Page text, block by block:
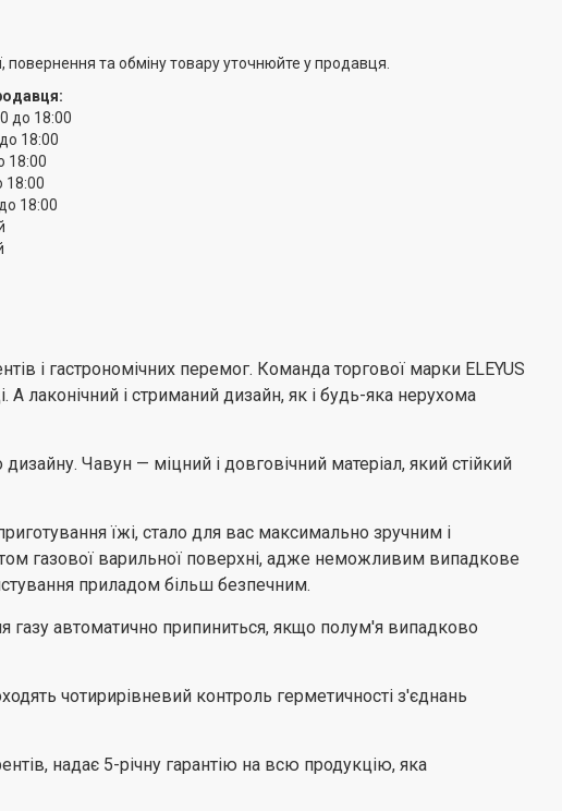
ТМ ELEYUS проходять чотирирівневий контроль
газової арматури на різних етапах виробництва.
на сучасному ринку вбудованої техніки є те, що ТМ
від конкурентів, надає 5-річну гарантію на всю продукцію,
потужною мережею сервісних центрів у всіх регіонах України.
повернення та обміну товару уточнюйте у продавця.
до 18:00
18:00
18:00
18:00
18:00
і гастрономічних перемог. Команда торгової марки ELEYUS
А лаконічний і стриманий дизайн, як і будь-яка нерухома
Чавун — міцний і довговічний матеріал, який стійкий
їжі, стало для вас максимально зручним і
газової варильної поверхні, адже неможливим випадкове
приладом більш безпечним.
газу автоматично припиниться, якщо полум'я випадково
чотирирівневий контроль герметичності з'єднань
надає 5-річну гарантію на всю продукцію, яка